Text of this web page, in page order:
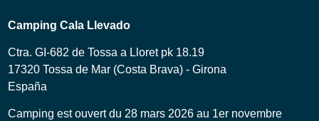
Camping Cala Llevado
Ctra. GI-682 de Tossa a Lloret pk 18.19
17320 Tossa de Mar (Costa Brava) - Girona
España
Camping est ouvert du 28 mars 2026 au 1er novembre